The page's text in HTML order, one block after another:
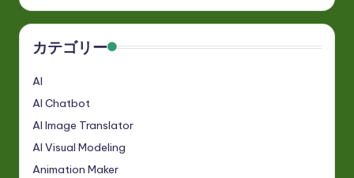
カテゴリー
AI
AI Chatbot
AI Image Translator
AI Visual Modeling
Animation Maker